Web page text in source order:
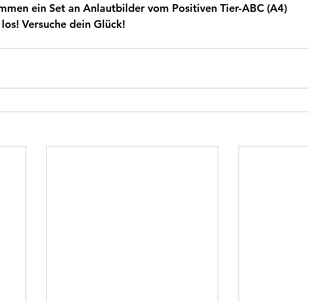
ein Set an Anlautbilder vom Positiven Tier-ABC (A4)
Versuche dein Glück!